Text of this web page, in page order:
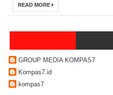
READ MORE
GROUP MEDIA KOMPAS7
Kompas7.id
kompas7